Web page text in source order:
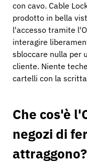
con cavo. Cable
prodotto in bella
l'accesso tramite
interagire
sbloccare nulla per
cliente. Niente
cartelli con la
Che cos'è
negozi di
attraggono?